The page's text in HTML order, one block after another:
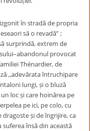
în stradă de propria
să o revadă” ;
surprindă, extrem de
provocat
Thénardier, de
,,adevărata întruchipare
lungi, și o bluză
loc și care hoinărea pe
pe ici, pe colo, cu
dragoste și de îngrijire, ca
însă din această